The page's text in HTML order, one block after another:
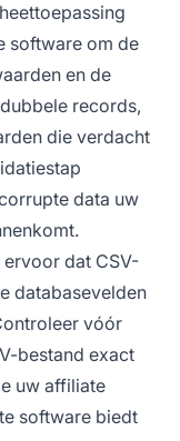
software om de
en de
records,
die verdacht
data uw
dat CSV-
databasevelden
vóór
bestand exact
uw affiliate
software biedt